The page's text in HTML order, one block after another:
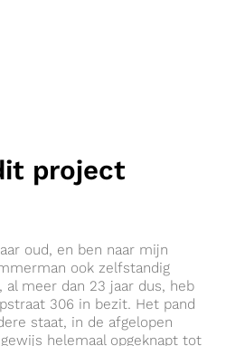
project
oud, en ben naar mijn
ook zelfstandig
meer dan 23 jaar dus, heb
306 in bezit. Het pand
staat, in de afgelopen
helemaal opgeknapt tot